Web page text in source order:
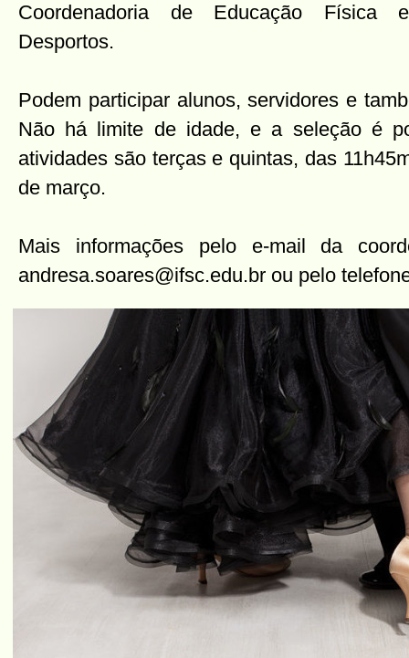
Coordenadoria de Educação Física e
Desportos.
Podem participar alunos, servidores e
Não há limite de idade, e a seleção é
atividades são terças e quintas, das
de março.
Mais informações pelo e-mail da
andresa.soares@ifsc.edu.br ou pelo